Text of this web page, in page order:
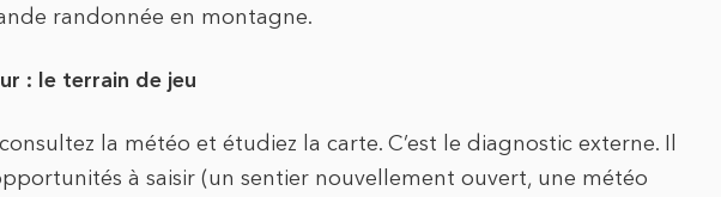
randonnée en montagne.
: le terrain de jeu
la météo et étudiez la carte. C’est le diagnostic externe. Il
à saisir (un sentier nouvellement ouvert, une météo